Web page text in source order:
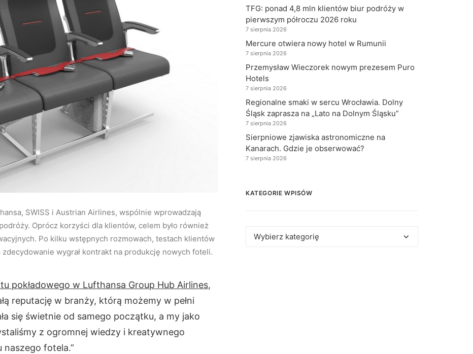
SWISS i Austrian Airlines, wspólnie wprowadzają
Oprócz korzyści dla klientów, celem było również
Po kilku wstępnych rozmowach, testach klientów
wygrał kontrakt na produkcję nowych foteli.
pokładowego w Lufthansa Group Hub Airlines,
reputację w branży, którą możemy w pełni
się świetnie od samego początku, a my jako
z ogromnej wiedzy i kreatywnego
fotela.”
TFG: ponad 4,8 mln klientów biur podróży w
pierwszym półroczu 2026 roku
7 sierpnia 2026
Mercure otwiera nowy hotel w Rumunii
7 sierpnia 2026
Przemysław Wieczorek nowym prezesem Puro
Hotels
7 sierpnia 2026
Regionalne smaki w sercu Wrocławia. Dolny
Śląsk zaprasza na „Lato na Dolnym Śląsku”
7 sierpnia 2026
Sierpniowe zjawiska astronomiczne na
Kanarach. Gdzie je obserwować?
7 sierpnia 2026
KATEGORIE WPISÓW
Kategorie